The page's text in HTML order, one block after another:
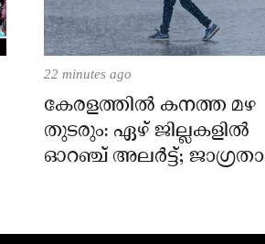
22 minutes ago
കേരളത്തിൽ കനത്ത മഴ
തുടരും: ഏഴ് ജില്ലകളിൽ
ഓറഞ്ച് അലർട്ട്; ജാഗ്രതാ